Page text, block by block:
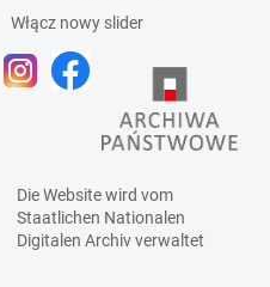
Włącz nowy slider
Die Website wird vom
Staatlichen Nationalen
Digitalen Archivverwaltet